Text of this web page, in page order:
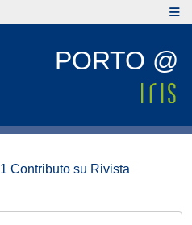
PORTO @
1 Contributo su Rivista